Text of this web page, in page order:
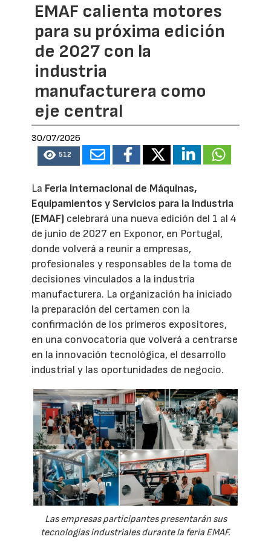
EMAF calienta motores
para su próxima edición
de 2027 con la
industria
manufacturera como
eje central
30/07/2026
512
La Feria Internacional de Máquinas,
Equipamientos y Servicios para la Industria
(EMAF) celebrará una nueva edición del 1 al 4
de junio de 2027 en Exponor, en Portugal,
donde volverá a reunir a empresas,
profesionales y responsables de la toma de
decisiones vinculados a la industria
manufacturera. La organización ha iniciado
la preparación del certamen con la
confirmación de los primeros expositores,
en una convocatoria que volverá a centrarse
en la innovación tecnológica, el desarrollo
industrial y las oportunidades de negocio.
Las empresas participantes presentarán sus
tecnologías industriales durante la feria EMAF.